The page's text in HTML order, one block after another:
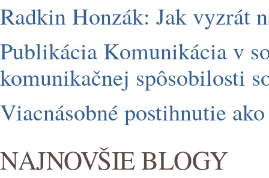
Radkin Honzák: Jak vyzrát
Publikácia Komunikácia v
komunikačnej spôsobilosti
Viacnásobné postihnutie
NAJNOVŠIE BLOGY